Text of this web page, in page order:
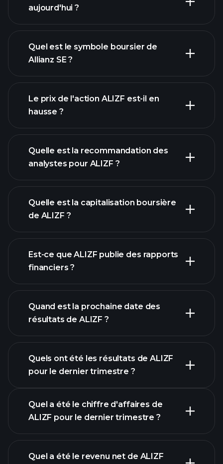
aujourd'hui ?
graphique avancé
Quel est le symbole boursier de
Allianz SE ?
Le prix de l'action ALIZF est-il en
hausse ?
graphique de ALIZF
Quelle est la recommandation des
analystes pour ALIZF ?
Quelle est la capitalisation boursière
de ALIZF ?
notre
liste d'actions
Est-ce que ALIZF publie des rapports
financiers ?
finances de
ALIZF
Quand est la prochaine date des
résultats de ALIZF ?
Calendrier des résultats
Quels ont été les résultats de ALIZF
pour le dernier trimestre ?
Quel a été le chiffre d'affaires de
ALIZF pour le dernier trimestre ?
Quel a été le revenu net de ALIZF